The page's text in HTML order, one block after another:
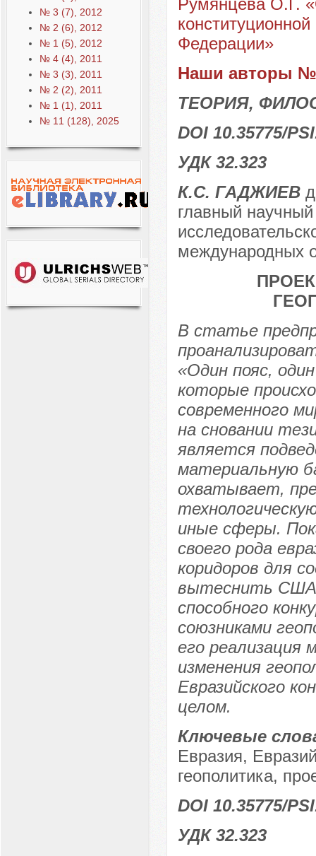
№ 3 (7), 2012
№ 2 (6), 2012
№ 1 (5), 2012
№ 4 (4), 2011
№ 3 (3), 2011
№ 2 (2), 2011
№ 1 (1), 2011
№ 11 (128), 2025
Румянцева О.Г.
Федерации»
Наши авторы №
ТЕОРИЯ,
DOI 10.35775/
УДК 32.323
К.С. ГАДЖИЕВ
главный
международных
В статье
«Один пояс,
которые
современного
на сновании
является
материальную
охватывает,
иные сферы.
своего рода
коридоров для
вытеснить США
способного
союзниками
его
изменения
Евразийского
целом.
Ключевые
Евразия,
геополитика,
DOI 10.35775/
УДК 32.323